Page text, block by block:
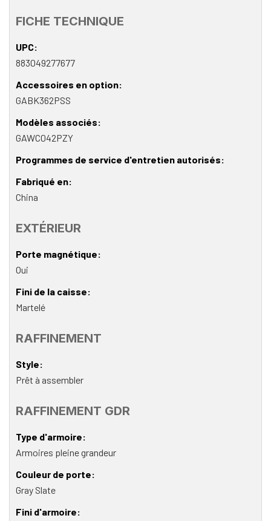
FICHE TECHNIQUE
UPC
883049277677
Accessoires en option
GABK362PSS
Modèles associés
GAWC042PZY
Programmes de service d'entretien autorisés
Fabriqué en
China
EXTÉRIEUR
Porte magnétique
Oui
Fini de la caisse
Martelé
RAFFINEMENT
Style
Prêt à assembler
RAFFINEMENT GDR
Type d'armoire
Armoires pleine grandeur
Couleur de porte
Gray Slate
Fini d'armoire